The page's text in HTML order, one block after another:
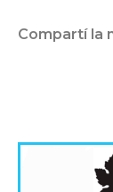
Compartí la